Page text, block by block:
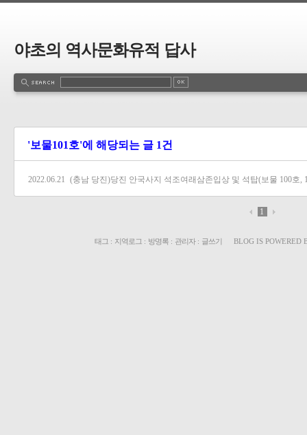
야초의 역사문화유적 답사
'보물101호'에 해당되는 글 1건
2022.06.21 (충남 당진)당진 안국사지 석조여래삼존입상 및 석탑(보물 100호,
1
태그 : 지역로그 : 방명록 : 관리자: 글쓰기 BLOG IS POWERED